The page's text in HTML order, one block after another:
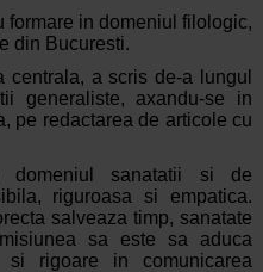
formare in domeniul filologic,
din Bucuresti.
a scris de-a lungul
generaliste, axandu-se in
pe redactarea de articole cu
domeniul sanatatii si de
riguroasa si empatica.
salveaza timp, sanatate
sa este sa aduca
si rigoare in comunicarea